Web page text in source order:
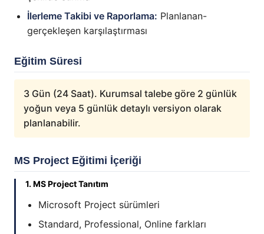
İlerleme Takibi ve Raporlama: Planlanan-
gerçekleşen karşılaştırması
Eğitim Süresi
3 Gün (24 Saat). Kurumsal talebe göre 2 günlük
yoğun veya 5 günlük detaylı versiyon olarak
planlanabilir.
MS Project Eğitimi İçeriği
1. MS Project Tanıtım
Microsoft Project sürümleri
Standard, Professional, Online farkları